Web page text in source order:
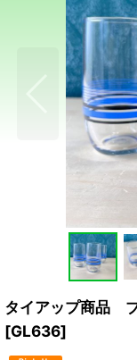
タイアップ商品
[GL636]